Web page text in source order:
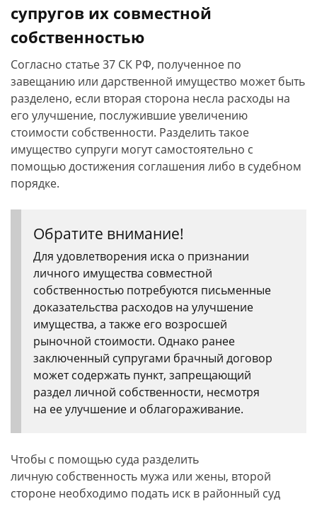
супругов их совместной
собственностью
Согласно статье 37 СК РФ, полученное по
завещанию или дарственной имущество может быть
разделено, если вторая сторона несла расходы на
его улучшение, послужившие увеличению
стоимости собственности. Разделить такое
имущество супруги могут самостоятельно с
помощью достижения соглашения либо в судебном
порядке.
Обратите внимание!
Для удовлетворения иска о признании
личного имущества совместной
собственностью потребуются письменные
доказательства расходов на улучшение
имущества, а также его возросшей
рыночной стоимости. Однако ранее
заключенный супругами брачный договор
может содержать пункт, запрещающий
раздел личной собственности, несмотря
на ее улучшение и облагораживание.
Чтобы с помощью суда разделить
личную собственность мужа или жены, второй
стороне необходимо подать иск в районный суд